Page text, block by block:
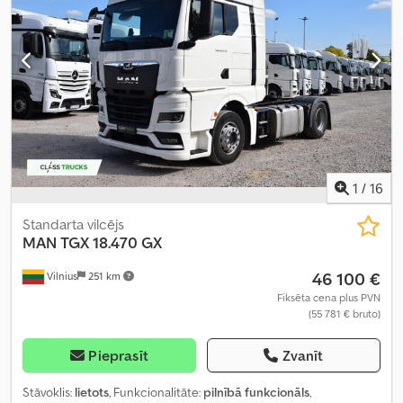
1 / 16
Vilnius 251 km
Standarta vilcējs
MAN TGX 18.470 GX
46 100 €
Fiksēta cena plus PVN
(55 781 € bruto)
Pieprasīt Zvanīt
Stāvoklis: lietots, Funkcionalitāte: pilnībā funkcionāls,